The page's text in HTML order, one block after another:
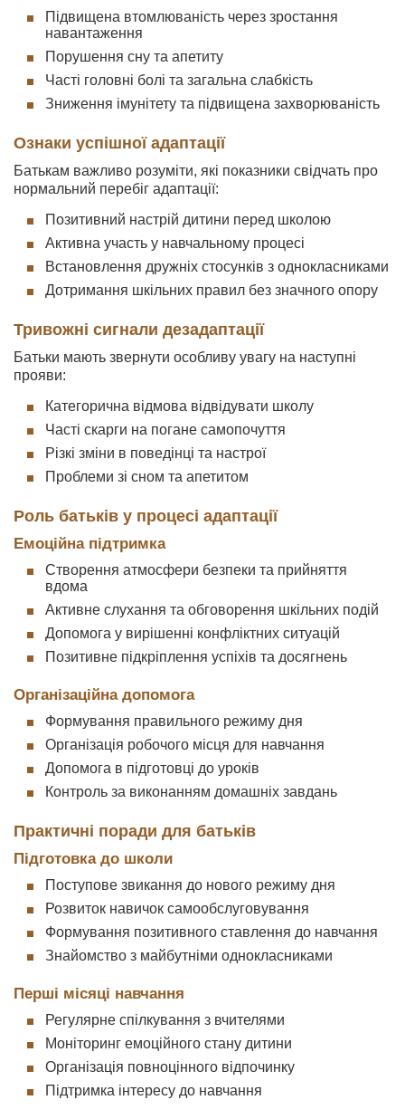
Підвищена втомлюваність через зростання
навантаження
Порушення сну та апетиту
Часті головні болі та загальна слабкість
Зниження імунітету та підвищена захворюваність
Ознаки успішної адаптації
Батькам важливо розуміти, які показники свідчать про
нормальний перебіг адаптації:
Позитивний настрій дитини перед школою
Активна участь у навчальному процесі
Встановлення дружніх стосунків з однокласниками
Дотримання шкільних правил без значного опору
Тривожні сигнали дезадаптації
Батьки мають звернути особливу увагу на наступні
прояви:
Категорична відмова відвідувати школу
Часті скарги на погане самопочуття
Різкі зміни в поведінці та настрої
Проблеми зі сном та апетитом
Роль батьків у процесі адаптації
Емоційна підтримка
Створення атмосфери безпеки та прийняття
вдома
Активне слухання та обговорення шкільних подій
Допомога у вирішенні конфліктних ситуацій
Позитивне підкріплення успіхів та досягнень
Організаційна допомога
Формування правильного режиму дня
Організація робочого місця для навчання
Допомога в підготовці до уроків
Контроль за виконанням домашніх завдань
Практичні поради для батьків
Підготовка до школи
Поступове звикання до нового режиму дня
Розвиток навичок самообслуговування
Формування позитивного ставлення до навчання
Знайомство з майбутніми однокласниками
Перші місяці навчання
Регулярне спілкування з вчителями
Моніторинг емоційного стану дитини
Організація повноцінного відпочинку
Підтримка інтересу до навчання